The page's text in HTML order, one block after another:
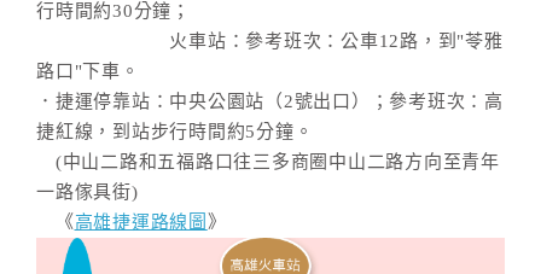
行時間約30分鐘；
火車站：參考班次：公車12路，到"苓雅
路口"下車。
．捷運停靠站：中央公園站（2號出口）；參考班次：高
捷紅線，到站步行時間約5分鐘。
(中山二路和五福路口往三多商圈中山二路方向至青年
一路傢具街)
《高雄捷運路線圖 》